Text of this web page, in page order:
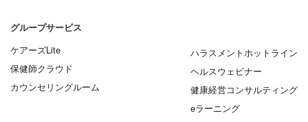
グループサービス
ケアーズLite
保健師クラウド
カウンセリングルーム
ハラスメントホットライン
ヘルスウェビナー
健康経営コンサルティング
eラーニング